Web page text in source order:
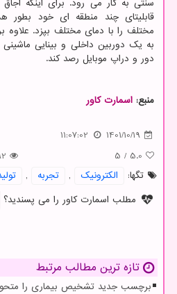
سنتی به کار می رود. برای اینکه
قابلیتای چند منطقه ای خود بطور
مختلف را با دمای مختلف بپزد. علاوه
به یک دوربین داخلی و بینایی
دور و دراپ موبایل رصد کند.
منبع: اسمارت كاور
1401/10/19
11:07:02
5.0
/
5
تگها:
الكترونیك , تجربه ,
مطلب اسمارت کاور را می پسندید؟
تازه ترین مطالب مرتبط
برچسب جدید تشخیص بیماری را